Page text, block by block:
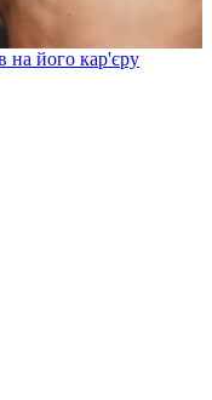
на його кар'єру